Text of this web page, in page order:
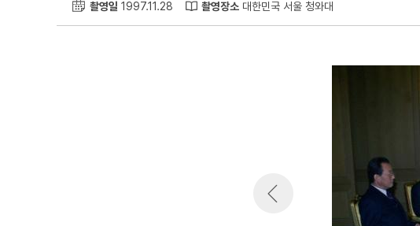
촬영일 1997.11.28 촬영장소 대한민국 서울 청와대